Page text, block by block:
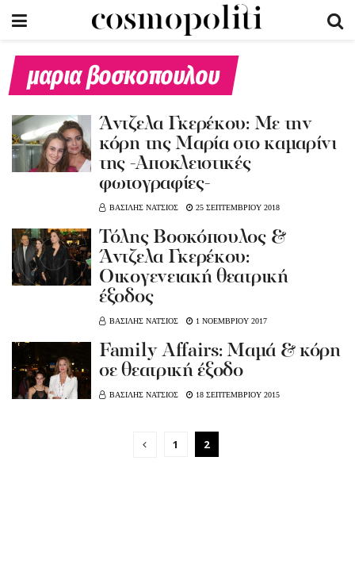
μαρια βοσκοπουλου
Άντζελα Γκερέκου: Με την
κόρη της Μαρία στο καμαρίνι
της -Αποκλειστικές
φωτογραφίες-
ΒΑΣΙΛΗΣ ΝΑΤΣΙΟΣ 25 ΣΕΠΤΕΜΒΡΙΟΥ 2018
Τόλης Βοσκόπουλος &
Άντζελα Γκερέκου:
Οικογενειακή θεατρική
έξοδος
ΒΑΣΙΛΗΣ ΝΑΤΣΙΟΣ 1 ΝΟΕΜΒΡΙΟΥ 2017
Family Affairs: Μαμά & κόρη
σε θεατρική έξοδο
ΒΑΣΙΛΗΣ ΝΑΤΣΙΟΣ 18 ΣΕΠΤΕΜΒΡΙΟΥ 2015
1 2